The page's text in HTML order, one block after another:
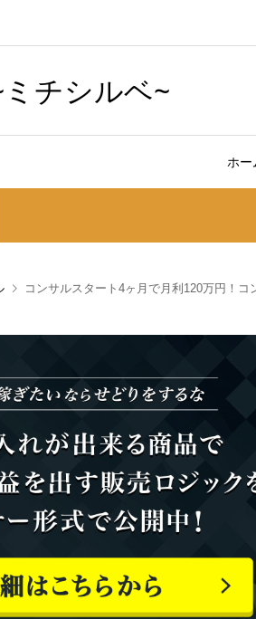
チシルベ~
ホー
コンサルスタート4ヶ月で月利120万円！